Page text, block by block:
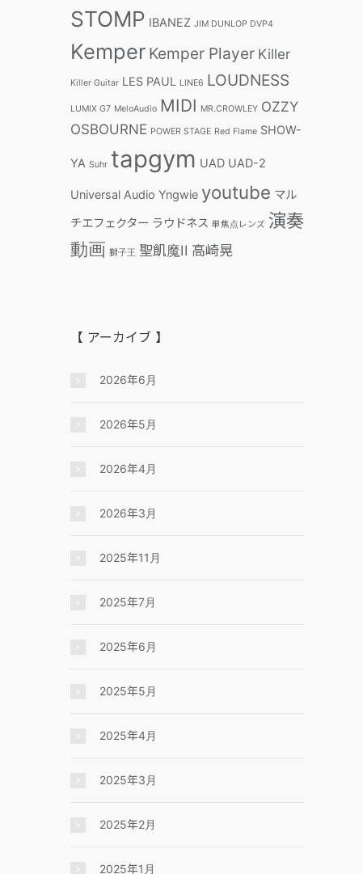
STOMP IBANEZ JIM DUNLOP DVP4
Kemper Kemper Player Killer
Killer Guitar LES PAUL LINE6 LOUDNESS
LUMIX G7 MeloAudio MIDI MR.CROWLEY OZZY
OSBOURNE POWER STAGE Red Flame SHOW-
YA Suhr tapgym UAD UAD-2
Universal Audio Yngwie youtube マル
チエフェクター ラウドネス 単焦点レンズ 演奏
動画 獅子王 聖飢魔II 高崎晃
【 アーカイブ 】
2026年6月
2026年5月
2026年4月
2026年3月
2025年11月
2025年7月
2025年6月
2025年5月
2025年4月
2025年3月
2025年2月
2025年1月